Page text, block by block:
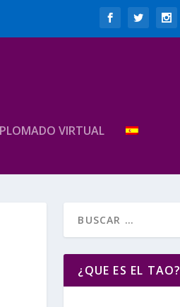
VIRTUAL
¿QUE ES EL TAO?